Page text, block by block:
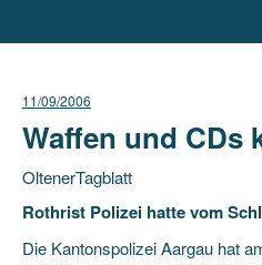
11/09/2006
Waffen und CDs
OltenerTagblatt
Rothrist Polizei hatte vom
Die Kantonspolizei Aargau hat